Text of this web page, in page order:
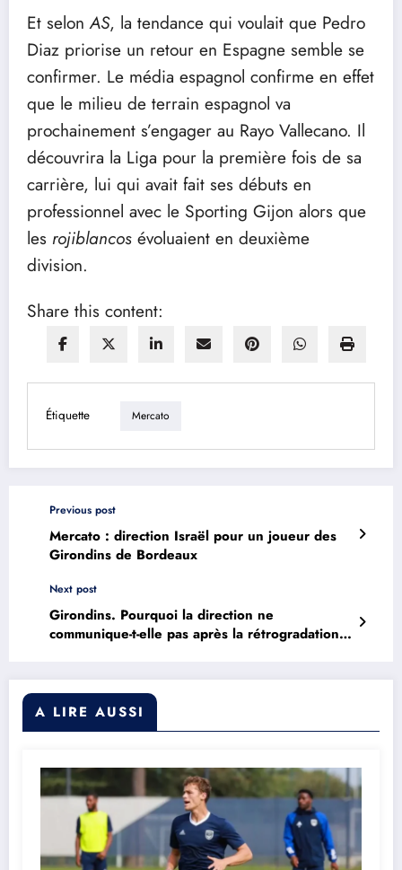
Et selonAS, la tendance qui voulait que Pedro
Diaz priorise un retour en Espagne semble se
confirmer. Le média espagnol confirme en effet
que le milieu de terrain espagnol va
prochainement s’engager au Rayo Vallecano. Il
découvrira la Liga pour la première fois de sa
carrière, lui qui avait fait ses débuts en
professionnel avec le Sporting Gijon alors que
les rojiblancos évoluaient en deuxième
division.
Share this content:
Étiquette Mercato
Previous post
Mercato : direction Israël pour un joueur des
Girondins de Bordeaux
Next post
Girondins. Pourquoi la direction ne
communique-t-elle pas après la rétrogradation
A LIRE AUSSI